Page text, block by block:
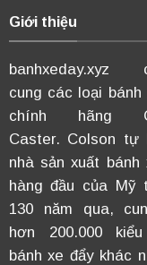
Giới thiệu
banhxeday.xyz
cung các loại bánh
chính hãng
Caster. Colson tự
nhà sản xuất bánh
hàng đầu của Mỹ
130 năm qua,
hơn 200.000
bánh xe đẩy khác